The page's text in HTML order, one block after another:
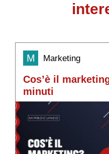
M Marketing
Cos’è il
minuti